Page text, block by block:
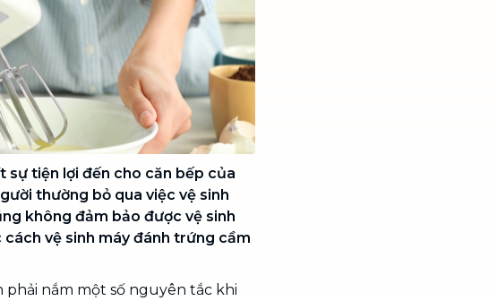
sự tiện lợi đến cho căn bếp của
thường bỏ qua việc vệ sinh
không đảm bảo được vệ sinh
vệ sinh máy đánh trứng cầm
phải nắm một số nguyên tắc khi